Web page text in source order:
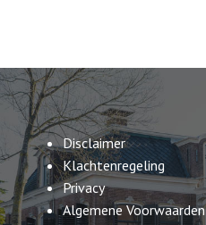
Disclaimer
Klachtenregeling
Privacy
Algemene Voorwaarden